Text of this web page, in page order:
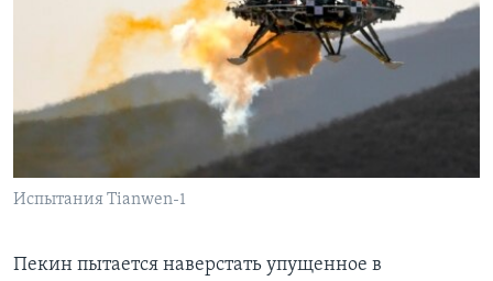
Испытания Tianwen-1
Пекин пытается наверстать упущенное в